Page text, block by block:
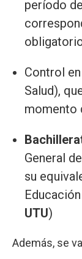
período
Control
Salud),
momento
General
su
UTU)
Además, se